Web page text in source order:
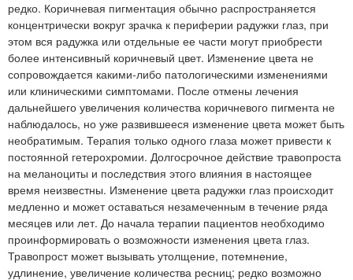
редко. Коричневая пигментация обычно распространяется
концентрически вокруг зрачка к периферии радужки глаз, при
этом вся радужка или отдельные ее части могут приобрести
более интенсивный коричневый цвет. Изменение цвета не
сопровождается какими-либо патологическими изменениями
или клиническими симптомами. После отмены лечения
дальнейшего увеличения количества коричневого пигмента не
наблюдалось, но уже развившееся изменение цвета может быть
необратимым. Терапия только одного глаза может привести к
постоянной гетерохромии. Долгосрочное действие травопроста
на меланоциты и последствия этого влияния в настоящее
время неизвестны. Изменение цвета радужки глаз происходит
медленно и может оставаться незамеченным в течение ряда
месяцев или лет. До начала терапии пациентов необходимо
проинформировать о возможности изменения цвета глаз.
Травопрост может вызывать утолщение, потемнение,
удлинение, увеличение количества ресниц; редко возможно